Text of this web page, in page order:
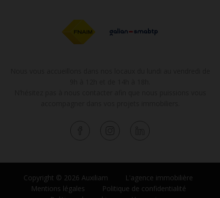
Copyright © 2026 Auxiliam
L'agence immobilière
Mentions légales
Politique de confidentialité